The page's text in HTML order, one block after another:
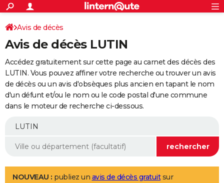
ACTUALITÉS
Politique
Société
Faits Divers
Education
Monde
Villes
+
SPORT
Coupe du monde 2026
Football
Tennis
Cyclisme
Rugby
Forum
Programme TV
TNTStreaming
Cinéma
Sorties cinéma
Musique
+FINANCE
Retraite
Impôts
Epargne
Immobilier
Risques naturels par ville
Banque
Assurance
Crédit
AUTO
Essais
Réserver un essai
Citadines
Berlines
SUV
Forum auto
+
Mobiles
Meilleur smartphone
Internet
Ordinateurs
Jeux vidéo
Guide high-tech
Aménagement intérieur
LIFESTYLE
Avis de décès
Avis de décès LUTIN
Accédez gratuitement sur cette page au carnet des décès des
LUTIN. Vous pouvez affiner votre recherche ou trouver un avis
de décès ou un avis d'obsèques plus ancien en tapant le nom
d'un défunt et/ou le nom ou le code postal d'une commune
dans le moteur de recherche ci-dessous.
NOUVEAU : publiez un avis de décès gratuitsur